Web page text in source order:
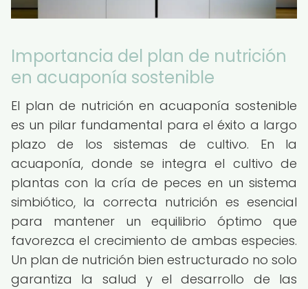
Importancia del plan de nutrición
en acuaponía sostenible
El plan de nutrición en acuaponía sostenible
es un pilar fundamental para el éxito a largo
plazo de los sistemas de cultivo. En la
acuaponía, donde se integra el cultivo de
plantas con la cría de peces en un sistema
simbiótico, la correcta nutrición es esencial
para mantener un equilibrio óptimo que
favorezca el crecimiento de ambas especies.
Un plan de nutrición bien estructurado no solo
garantiza la salud y el desarrollo de las